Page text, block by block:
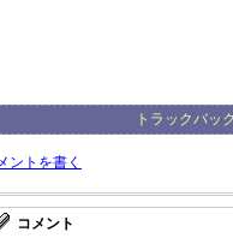
トラックバッ
ントを書く
コメント